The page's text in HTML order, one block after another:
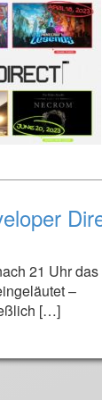
21 Uhr das
–
[…]